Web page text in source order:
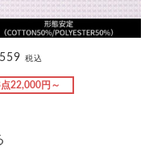
税込
22,000円～